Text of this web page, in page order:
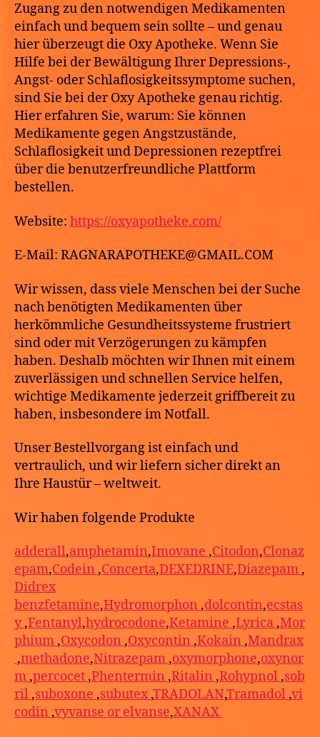
Zugang zu den notwendigen Medikamenten
einfach und bequem sein sollte – und genau
hier überzeugt die Oxy Apotheke. Wenn Sie
Hilfe bei der Bewältigung Ihrer Depressions-,
Angst- oder Schlaflosigkeitssymptome suchen,
sind Sie bei der Oxy Apotheke genau richtig.
Hier erfahren Sie, warum: Sie können
Medikamente gegen Angstzustände,
Schlaflosigkeit und Depressionen rezeptfrei
über die benutzerfreundliche Plattform
bestellen.
Website: https://oxyapotheke.com/
E-Mail: RAGNARAPOTHEKE@GMAIL.COM
Wir wissen, dass viele Menschen bei der Suche
nach benötigten Medikamenten über
herkömmliche Gesundheitssysteme frustriert
sind oder mit Verzögerungen zu kämpfen
haben. Deshalb möchten wir Ihnen mit einem
zuverlässigen und schnellen Service helfen,
wichtige Medikamente jederzeit griffbereit zu
haben, insbesondere im Notfall.
Unser Bestellvorgang ist einfach und
vertraulich, und wir liefern sicher direkt an
Ihre Haustür – weltweit.
Wir haben folgende Produkte
adderall,amphetamin,Imovane ,Citodon,Clonaz
epam,Codein ,Concerta,DEXEDRINE,Diazepam ,
Didrex
benzfetamine,Hydromorphon ,dolcontin,ecstas
y ,Fentanyl,hydrocodone,Ketamine ,Lyrica ,Mor
phium ,Oxycodon ,Oxycontin ,Kokain ,Mandrax
,methadone,Nitrazepam ,oxymorphone,oxynor
m ,percocet ,Phentermin ,Ritalin ,Rohypnol ,sob
ril ,suboxone ,subutex,TRADOLAN,Tramadol ,vi
codin ,vyvanse or elvanse,XANAX